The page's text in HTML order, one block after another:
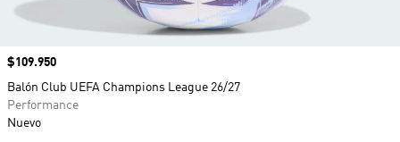
Precio
$109.950
Balón Club UEFA Champions League 26/27
Performance
Nuevo